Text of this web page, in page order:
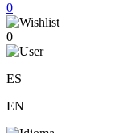
0
0
ES
EN